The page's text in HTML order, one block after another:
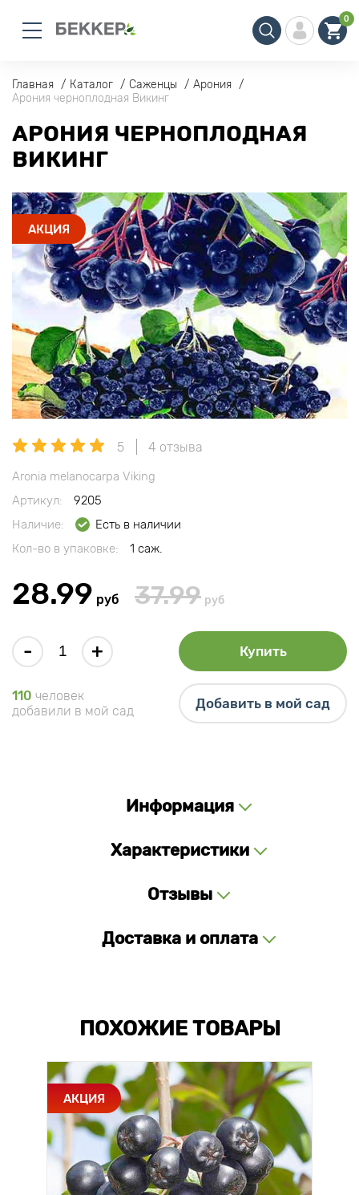
0
Главная Каталог Саженцы
Арония
Арония черноплодная Викинг
АРОНИЯ ЧЕРНОПЛОДНАЯ
ВИКИНГ
АКЦИЯ
5 4 отзыва
Aronia melanocarpa Viking
Артикул:
9205
Наличие:
Есть в наличии
Кол-во в упаковке:
1 саж.
28.99 руб 37.99 руб
- + Купить
110 человек
добавили в мой сад
Добавить в мой сад
Информация
Характеристики
Отзывы
Доставка и оплата
ПОХОЖИЕ ТОВАРЫ
АКЦИЯ